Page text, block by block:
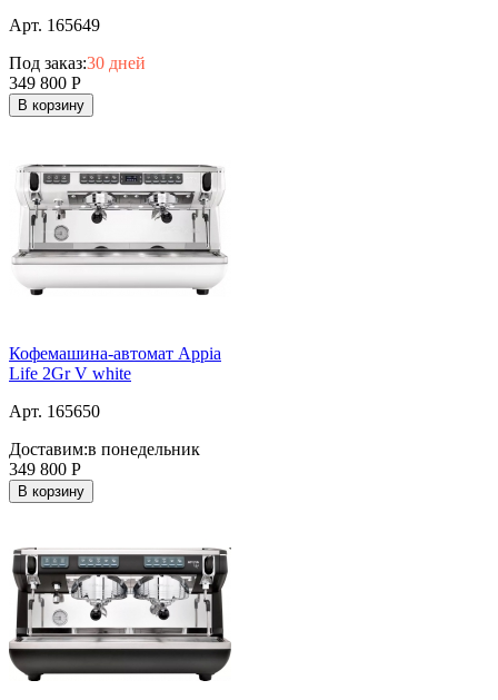
Арт. 165649
Под заказ:30 дней
349 800 Р
В корзину
Кофемашина-автомат Appia
Life 2Gr V white
Арт. 165650
Доставим:в понедельник
349 800 Р
В корзину